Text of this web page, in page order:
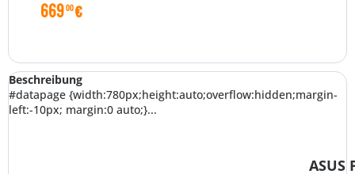
66900€
Beschreibung
#datapage {width:780px;height:auto;overflow:hidden;margin-
left:-10px; margin:0 auto;}...
ASUS